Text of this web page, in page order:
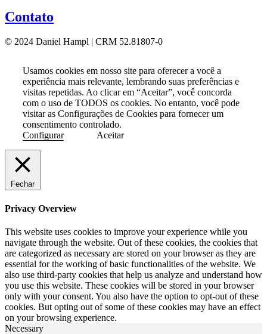
Contato
© 2024 Daniel Hampl | CRM 52.81807-0
Usamos cookies em nosso site para oferecer a você a
experiência mais relevante, lembrando suas preferências e
visitas repetidas. Ao clicar em “Aceitar”, você concorda
com o uso de TODOS os cookies. No entanto, você pode
visitar as Configurações de Cookies para fornecer um
consentimento controlado.
Configurar
Aceitar
Fechar
Privacy Overview
This website uses cookies to improve your experience while you
navigate through the website. Out of these cookies, the cookies that
are categorized as necessary are stored on your browser as they are
essential for the working of basic functionalities of the website. We
also use third-party cookies that help us analyze and understand how
you use this website. These cookies will be stored in your browser
only with your consent. You also have the option to opt-out of these
cookies. But opting out of some of these cookies may have an effect
on your browsing experience.
Necessary